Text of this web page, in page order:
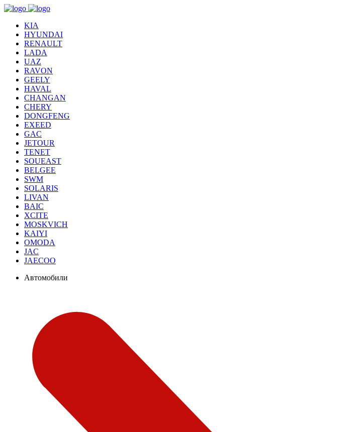
KIA
HYUNDAI
RENAULT
LADA
UAZ
RAVON
GEELY
HAVAL
CHANGAN
CHERY
DONGFENG
EXEED
GAC
JETOUR
TENET
SOUEAST
BELGEE
SWM
SOLARIS
LIVAN
BAIC
XCITE
MOSKVICH
KAIYI
OMODA
JAC
JAECOO
Автомобили